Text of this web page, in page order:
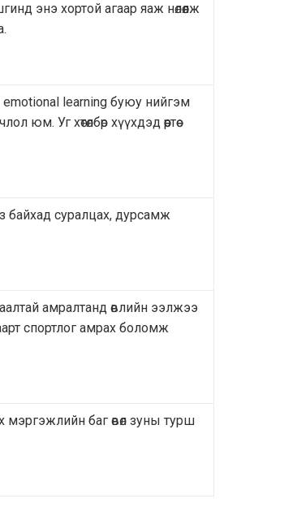
энэ хортой агаар яаж нөлөөлж
emotional learning буюу нийгэм
юм. Уг хөтөлбөр хүүхдэд өөртөө
байхад суралцах, дурсамж
амралтанд өвлийн ээлжээ
спортлог амрах боломж
баг өвөл зуны турш